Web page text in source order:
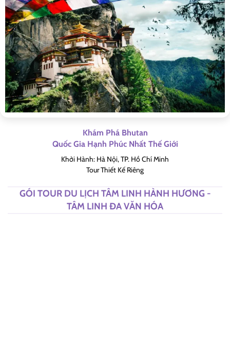
Khám Phá Bhutan
Quốc Gia Hạnh Phúc Nhất Thế Giới
Khởi Hành: Hà Nội, TP. Hồ Chí Minh
Tour Thiết Kế Riêng
GÓI TOUR DU LỊCH TÂM LINH HÀNH HƯƠNG -
TÂM LINH ĐA VĂN HÓA